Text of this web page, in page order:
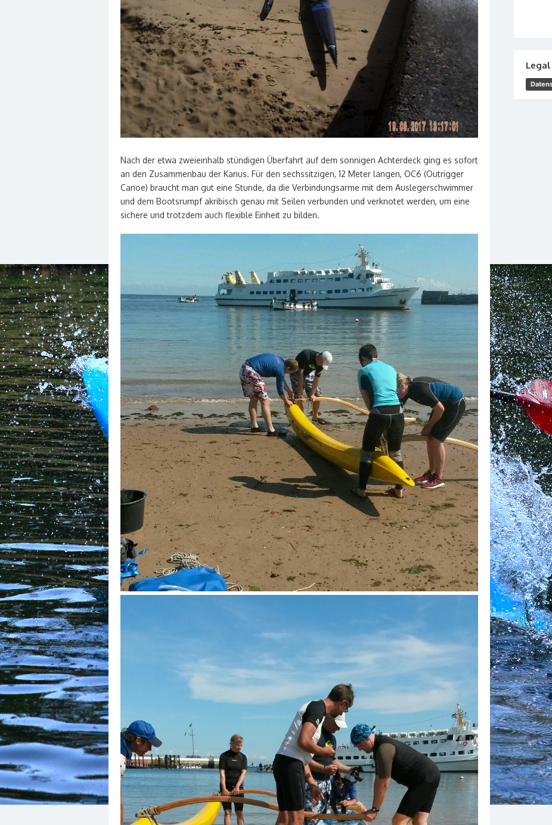
Nach der etwa zweieinhalb stündigen Überfahrt auf dem sonnigen Achterdeck ging es sofort
an den Zusammenbau der Kanus. Für den sechssitzigen, 12 Meter langen, OC6 (Outrigger
Canoe) braucht man gut eine Stunde, da die Verbindungsarme mit dem Auslegerschwimmer
und dem Bootsrumpf akribisch genau mit Seilen verbunden und verknotet werden, um eine
sichere und trotzdem auch flexible Einheit zu bilden.
Legal